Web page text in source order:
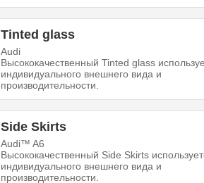
Tinted glass
Audi
Высококачественный Tinted glass
индивидуального внешнего вида и
производительности.
Side Skirts
Audi™ A6
Высококачественный Side Skirts
индивидуального внешнего вида и
производительности.